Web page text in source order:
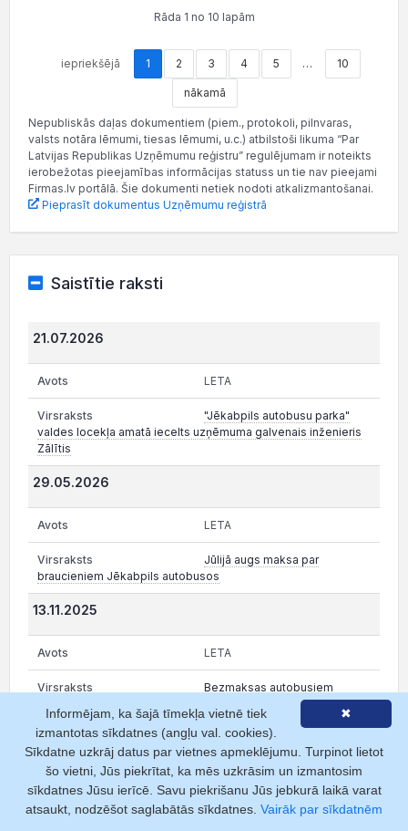
Rāda 1 no 10 lapām
iepriekšējā 1 2 3 4 5 … 10
nākamā
Nepubliskās daļas dokumentiem (piem., protokoli, pilnvaras,
valsts notāra lēmumi, tiesas lēmumi, u.c.) atbilstoši likuma “Par
Latvijas Republikas Uzņēmumu reģistru” regulējumam ir noteikts
ierobežotas pieejamības informācijas statuss un tie nav pieejami
Firmas.lv portālā. Šie dokumenti netiek nodoti atkalizmantošanai.
Pieprasīt dokumentus Uzņēmumu reģistrā
Saistītie raksti
21.07.2026
LETA
"Jēkabpils autobusu parka"
valdes locekļa amatā iecelts uzņēmuma galvenais inženieris
Zālītis
29.05.2026
LETA
Jūlijā augs maksa par
braucieniem Jēkabpils autobusos
13.11.2025
LETA
Bezmaksas autobusiem
09.10.2023
Jēkabpils autobusu parks
✖
Informējam, ka šajā tīmekļa vietnē tiek
izmantotas sīkdatnes (angļu val. cookies).
Sīkdatne uzkrāj datus par vietnes apmeklējumu. Turpinot lietot
šo vietni, Jūs piekrītat, ka mēs uzkrāsim un izmantosim
sīkdatnes Jūsu ierīcē. Savu piekrišanu Jūs jebkurā laikā varat
atsaukt, nodzēšot saglabātās sīkdatnes. Vairāk par sīkdatnēm